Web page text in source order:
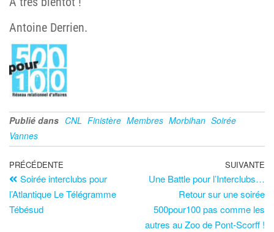
Antoine Derrien.
Publié dans CNL Finistère Membres Morbihan Soirée
Vannes
PRÉCÉDENTE
Soirée interclubs pour
l’Atlantique Le Télégramme
Tébésud
SUIVANTE
Une Battle pour l’Interclubs…
Retour sur une soirée
500pour100 pas comme les
autres au Zoo de Pont-Scorff !